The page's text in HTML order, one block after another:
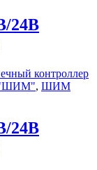
24В
"ШИМ", ШИМ
24В